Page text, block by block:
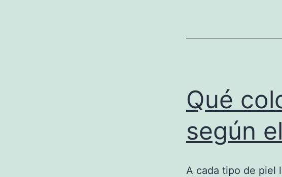
Qué
según
A cada tipo de piel